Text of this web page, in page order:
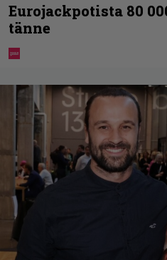
Eurojackpotista 80
tänne